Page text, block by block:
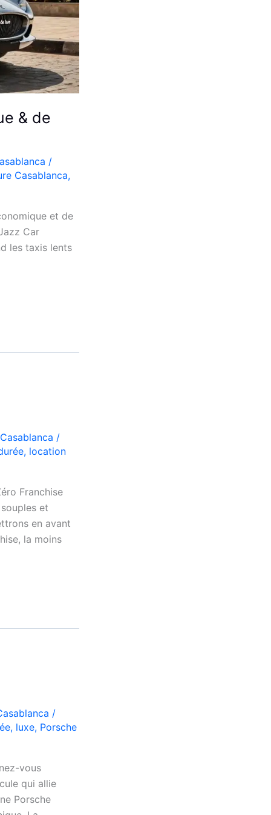
& de
/
Casablanca,
et de
Car
les taxis lents
/
, location
Franchise
et
en avant
la moins
/
, luxe, Porsche
vous
qui allie
Porsche